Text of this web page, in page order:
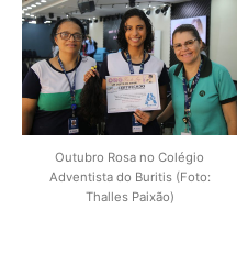
Outubro Rosa no Colégio
Adventista do Buritis (Foto:
Thalles Paixão)